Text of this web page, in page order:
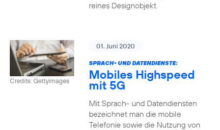
reines Designobjekt.
Credits: Gettyimages
01. Juni 2020
SPRACH- UND DATENDIENSTE:
Mobiles Highspeed
mit 5G
Mit Sprach- und Datendiensten
bezeichnet man die mobile
Telefonie sowie die Nutzung von